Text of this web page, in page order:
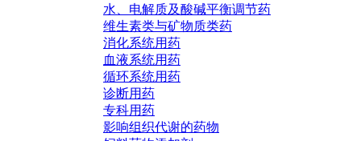
水、电解质及酸碱平衡调节药
维生素类与矿物质类药
消化系统用药
血液系统用药
循环系统用药
诊断用药
专科用药
影响组织代谢的药物